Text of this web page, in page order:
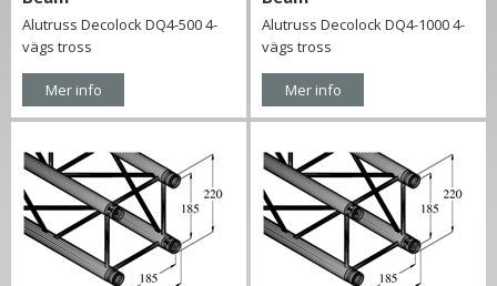
Alutruss Decolock DQ4-500 4-
vägs tross
Mer info
Alutruss Decolock DQ4-1000 4-
vägs tross
Mer info